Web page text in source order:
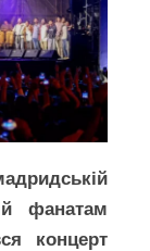
фанатам
концерт